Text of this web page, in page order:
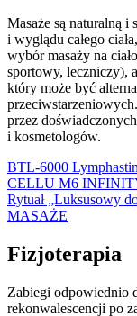
Masaże są naturalną i
i wyglądu całego
wybór masaży na
sportowy, leczniczy),
który może być
przez
i kosmetologów.
BTL-6000
CELLU M6
Rytuał „Luksusowy
MASAŻE
Fizjoterapia
Zabiegi odpowiednio
rekonwalescencji po